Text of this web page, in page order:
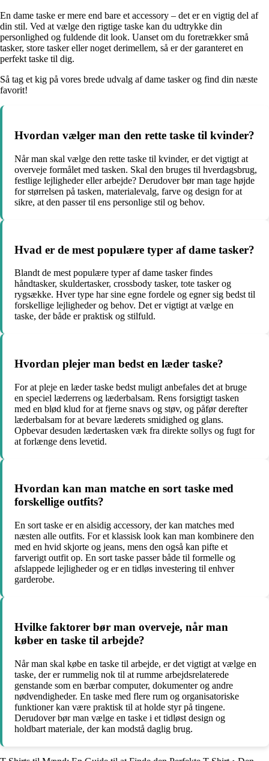
En dame taske er mere end bare et accessory – det er en vigtig del af
din stil. Ved at vælge den rigtige taske kan du udtrykke din
personlighed og fuldende dit look. Uanset om du foretrækker små
tasker, store tasker eller noget derimellem, så er der garanteret en
perfekt taske til dig.
Så tag et kig på vores brede udvalg af dame tasker og find din næste
favorit!
Hvordan vælger man den rette taske til kvinder?
Når man skal vælge den rette taske til kvinder, er det vigtigt at
overveje formålet med tasken. Skal den bruges til hverdagsbrug,
festlige lejligheder eller arbejde? Derudover bør man tage højde
for størrelsen på tasken, materialevalg, farve og design for at
sikre, at den passer til ens personlige stil og behov.
Hvad er de mest populære typer af dame tasker?
Blandt de mest populære typer af dame tasker findes
håndtasker, skuldertasker, crossbody tasker, tote tasker og
rygsække. Hver type har sine egne fordele og egner sig bedst til
forskellige lejligheder og behov. Det er vigtigt at vælge en
taske, der både er praktisk og stilfuld.
Hvordan plejer man bedst en læder taske?
For at pleje en læder taske bedst muligt anbefales det at bruge
en speciel læderrens og læderbalsam. Rens forsigtigt tasken
med en blød klud for at fjerne snavs og støv, og påfør derefter
læderbalsam for at bevare læderets smidighed og glans.
Opbevar desuden lædertasken væk fra direkte sollys og fugt for
at forlænge dens levetid.
Hvordan kan man matche en sort taske med
forskellige outfits?
En sort taske er en alsidig accessory, der kan matches med
næsten alle outfits. For et klassisk look kan man kombinere den
med en hvid skjorte og jeans, mens den også kan pifte et
farverigt outfit op. En sort taske passer både til formelle og
afslappede lejligheder og er en tidløs investering til enhver
garderobe.
Hvilke faktorer bør man overveje, når man
køber en taske til arbejde?
Når man skal købe en taske til arbejde, er det vigtigt at vælge en
taske, der er rummelig nok til at rumme arbejdsrelaterede
genstande som en bærbar computer, dokumenter og andre
nødvendigheder. En taske med flere rum og organisatoriske
funktioner kan være praktisk til at holde styr på tingene.
Derudover bør man vælge en taske i et tidløst design og
holdbart materiale, der kan modstå daglig brug.